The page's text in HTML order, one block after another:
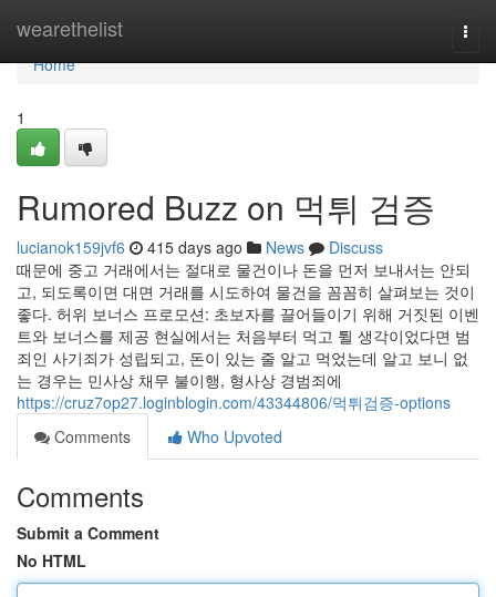
wearethelist
Home
Home
1
Rumored Buzz on 먹튀 검증
lucianok159jvf6 415 days ago News
Discuss
때문에 중고 거래에서는 절대로 물건이나 돈을 먼저 보내서는 안되
고, 되도록이면 대면 거래를 시도하여 물건을 꼼꼼히 살펴보는 것이
좋다. 허위 보너스 프로모션: 초보자를 끌어들이기 위해 거짓된 이벤
트와 보너스를 제공 현실에서는 처음부터 먹고 튈 생각이었다면 범
죄인 사기죄가 성립되고, 돈이 있는 줄 알고 먹었는데 알고 보니 없
는 경우는 민사상 채무 불이행, 형사상 경범죄에
https://cruz7op27.loginblogin.com/43344806/먹튀검증-options
Comments
Who Upvoted
Comments
Submit a Comment
No HTML